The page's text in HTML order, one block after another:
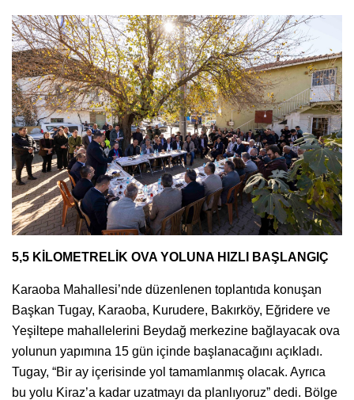
5,5 KİLOMETRELİK OVA YOLUNA HIZLI BAŞLANGIÇ
Karaoba Mahallesi’nde düzenlenen toplantıda konuşan
Başkan Tugay, Karaoba, Kurudere, Bakırköy, Eğridere ve
Yeşiltepe mahallelerini Beydağ merkezine bağlayacak ova
yolunun yapımına 15 gün içinde başlanacağını açıkladı.
Tugay, “Bir ay içerisinde yol tamamlanmış olacak. Ayrıca
bu yolu Kiraz’a kadar uzatmayı da planlıyoruz” dedi. Bölge